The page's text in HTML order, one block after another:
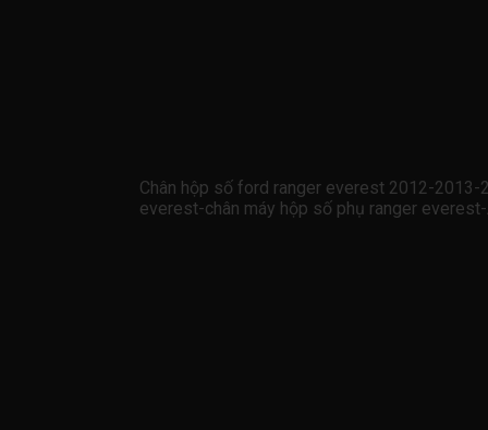
Chân hộp số ford ranger everest 2012-
everest-chân máy hộp số phụ ranger